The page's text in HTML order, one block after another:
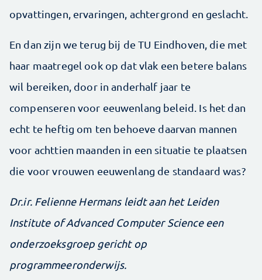
opvattingen, ervaringen, achtergrond en geslacht.
En dan zijn we terug bij de TU Eindhoven, die met
haar maatregel ook op dat vlak een betere balans
wil bereiken, door in anderhalf jaar te
compenseren voor eeuwenlang beleid. Is het dan
echt te heftig om ten behoeve daarvan mannen
voor achttien maanden in een situatie te plaatsen
die voor vrouwen eeuwenlang de standaard was?
Dr.ir. Felienne Hermans leidt aan het Leiden
Institute of Advanced Computer Science een
onderzoeksgroep gericht op
programmeeronderwijs.